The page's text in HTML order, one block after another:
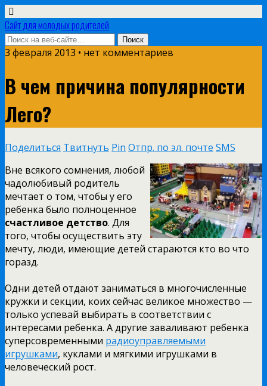
Сайт для молодых родителей
3 февраля 2013 • нет комментариев
В чем причина популярности
Лего?
Поделиться Твитнуть Pin Отпр. по эл. почте SMS
Вне всякого сомнения, любой
чадолюбивый родитель
мечтает о том, чтобы у его
ребенка было полноценное
счастливое детство. Для
того, чтобы осуществить эту
мечту, люди, имеющие детей стараются кто во что
горазд.
Одни детей отдают заниматься в многочисленные
кружки и секции, коих сейчас великое множество —
только успевай выбирать в соответствии с
интересами ребенка. А другие заваливают ребенка
суперсовременными радиоуправляемыми
игрушками, куклами и мягкими игрушками в
человеческий рост.